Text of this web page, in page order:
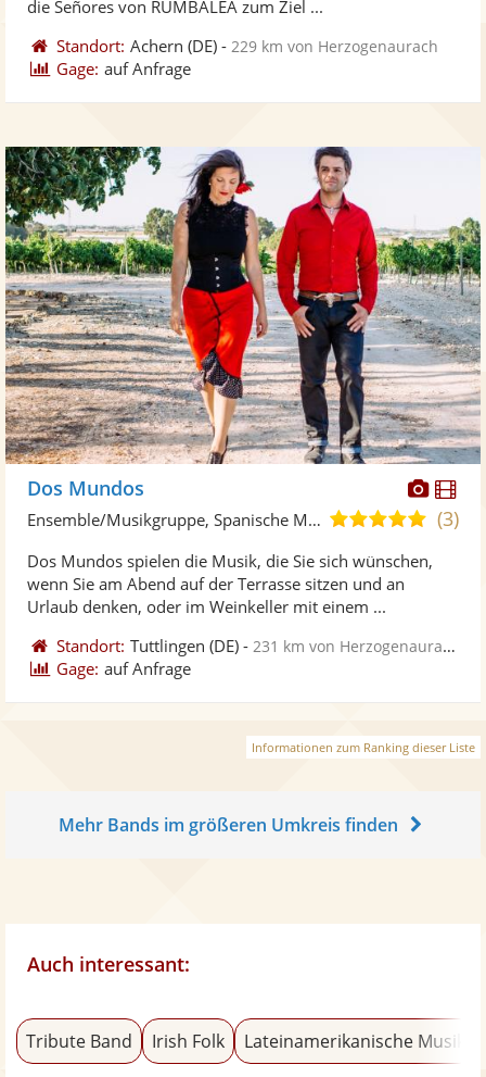
die Señores von RUMBALEA zum Ziel ...
Standort: Achern (DE) - 229 km von Herzogenaurach
Gage: auf Anfrage
Fotos
Dos Mundos
5,0
5
(3)
Ensemble/Musikgruppe, Spanische Musik
Dos Mundos spielen die Musik, die Sie sich wünschen,
wenn Sie am Abend auf der Terrasse sitzen und an
Urlaub denken, oder im Weinkeller mit einem ...
Standort: Tuttlingen (DE) - 231 km von Herzogenaurach
Gage: auf Anfrage
Informationen zum Ranking dieser Liste
Mehr Bands im größeren Umkreis finden
Auch interessant:
Tribute Band Irish Folk Lateinamerikanische Musik